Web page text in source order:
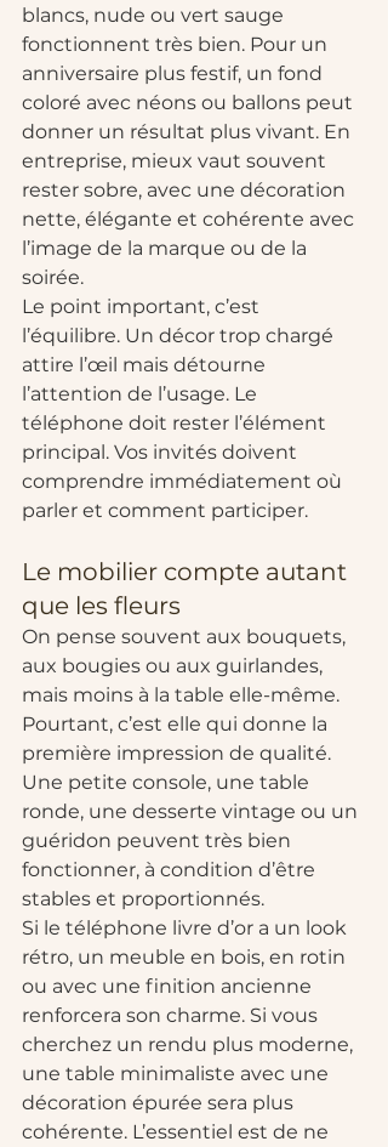
blancs, nude ou vert sauge
fonctionnent très bien. Pour un
anniversaire plus festif, un fond
coloré avec néons ou ballons peut
donner un résultat plus vivant. En
entreprise, mieux vaut souvent
rester sobre, avec une décoration
nette, élégante et cohérente avec
l’image de la marque ou de la
soirée.
Le point important, c’est
l’équilibre. Un décor trop chargé
attire l’œil mais détourne
l’attention de l’usage. Le
téléphone doit rester l’élément
principal. Vos invités doivent
comprendre immédiatement où
parler et comment participer.
Le mobilier compte autant
que les fleurs
On pense souvent aux bouquets,
aux bougies ou aux guirlandes,
mais moins à la table elle-même.
Pourtant, c’est elle qui donne la
première impression de qualité.
Une petite console, une table
ronde, une desserte vintage ou un
guéridon peuvent très bien
fonctionner, à condition d’être
stables et proportionnés.
Si le téléphone livre d’or a un look
rétro, un meuble en bois, en rotin
ou avec une finition ancienne
renforcera son charme. Si vous
cherchez un rendu plus moderne,
une table minimaliste avec une
décoration épurée sera plus
cohérente. L’essentiel est de ne